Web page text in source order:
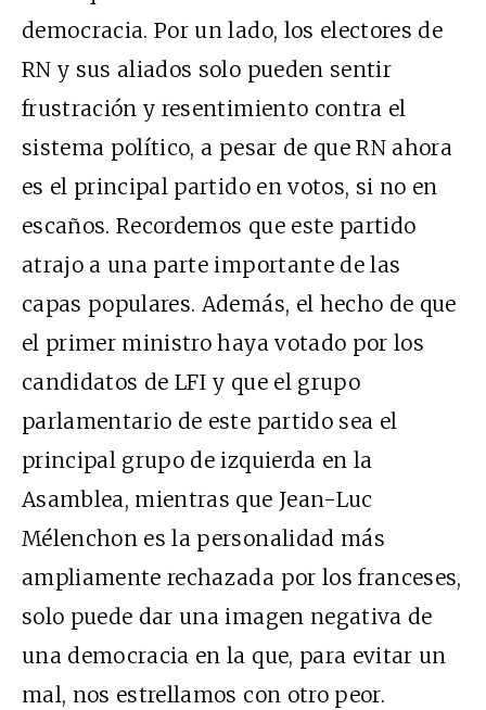
democracia. Por un lado, los electores de
RN y sus aliados solo pueden sentir
frustración y resentimiento contra el
sistema político, a pesar de que RN ahora
es el principal partido en votos, si no en
escaños. Recordemos que este partido
atrajo a una parte importante de las
capas populares. Además, el hecho de que
el primer ministro haya votado por los
candidatos de LFI y que el grupo
parlamentario de este partido sea el
principal grupo de izquierda en la
Asamblea, mientras que Jean-Luc
Mélenchon es la personalidad más
ampliamente rechazada por los franceses,
solo puede dar una imagen negativa de
una democracia en la que, para evitar un
mal, nos estrellamos con otro peor.